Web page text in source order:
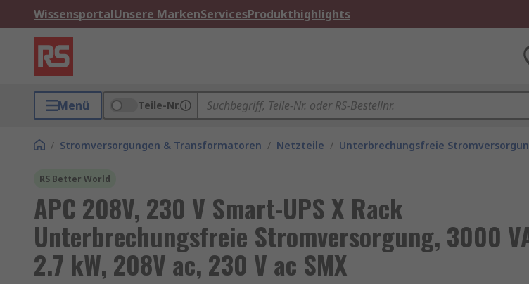
WissensportalUnsere MarkenServicesProdukthighlights
Menü Teile-Nr.
/ Stromversorgungen & Transformatoren / Netzteile / Unterbrechungsfreie
RS Better World
APC 208V, 230 V Smart-UPS X Rack
Unterbrechungsfreie Stromversorgung, 3000
2.7 kW, 208V ac, 230 V ac SMX